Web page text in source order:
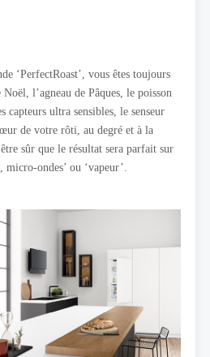
‘PerfectRoast’, vous êtes toujours
l’agneau de Pâques, le poisson
ultra sensibles, le senseur
de votre rôti, au degré et à la
sûr que le résultat sera parfait sur
ondes’ ou ‘vapeur’.